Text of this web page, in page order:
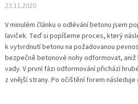
23.11.2020
V minulém článku o odlévání betonu jsem
laviček. Teď si popíšeme proces, který
k vytvrdnutí betonu na požadovanou
bezpečně betonové nohy odformovat, aniž
vady. V první fázi odformování přichází
z vnější strany. Po očištění forem následuje